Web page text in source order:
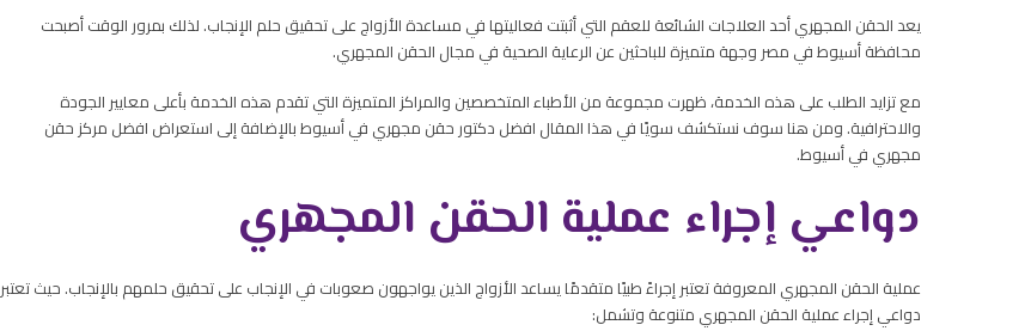
يعد الحقن المجهري أحد العلاجات الشائعة للعقم التي أثبتت فعاليتها في مساعدة الأزواج على تحقيق حلم الإنجاب. لذلك بمرور الوقت أصبحت
محافظة أسيوط في مصر وجهة متميزة للباحثين عن الرعاية الصحية في مجال الحقن المجهري.
مع تزايد الطلب على هذه الخدمة، ظهرت مجموعة من الأطباء المتخصصين والمراكز المتميزة التي تقدم هذه الخدمة بأعلى معايير الجودة
والاحترافية. ومن هنا سوف نستكشف سويًا في هذا المقال افضل دكتور حقن مجهري في أسيوط بالإضافة إلى استعراض افضل مركز حقن
مجهري في أسيوط.
دواعي إجراء عملية الحقن المجهري
عملية الحقن المجهري المعروفة تعتبر إجراءً طبيًا متقدمًا يساعد الأزواج الذين يواجهون صعوبات في الإنجاب على تحقيق حلمهم بالإنجاب. حيث تعتبر
دواعي إجراء عملية الحقن المجهري متنوعة وتشمل: